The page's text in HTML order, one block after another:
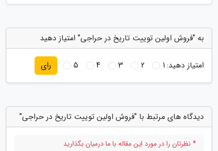
به "فروش اولین توییت تاریخ در حراجی" امتیاز دهید
امتیاز دهید:1
2
3
4
5 رای
دیدگاه های مرتبط با "فروش اولین توییت تاریخ در حراجی"
* نظرتان را در مورد این مقاله با ما درمیان بگذارید